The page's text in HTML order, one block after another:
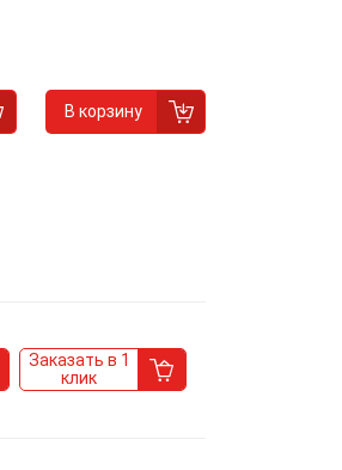
В корзину
Заказать в 1
клик